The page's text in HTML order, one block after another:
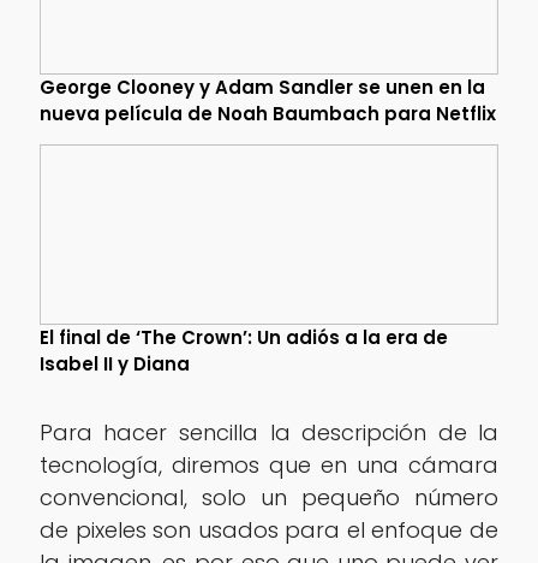
George Clooney y Adam Sandler se unen en la
nueva película de Noah Baumbach para Netflix
El final de ‘The Crown’: Un adiós a la era de
Isabel II y Diana
Para hacer sencilla la descripción de la
tecnología, diremos que en una cámara
convencional, solo un pequeño número
de pixeles son usados para el enfoque de